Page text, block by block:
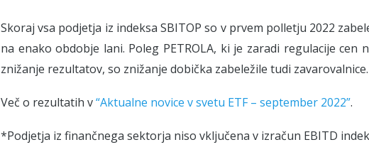
Skoraj vsa podjetja iz indeksa SBITOP so v prvem polletju 2022
na enako obdobje lani. Poleg PETROLA, ki je zaradi regulacije cen
znižanje rezultatov, so znižanje dobička zabeležile tudi zavarovalnice.
Več o rezultatih v“Aktualne novice v svetu ETF – september 2022”.
*Podjetja iz finančnega sektorja niso vključena v izračun EBITD